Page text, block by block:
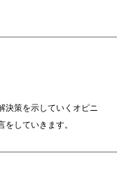
決策を示していくオピニ
していきます。